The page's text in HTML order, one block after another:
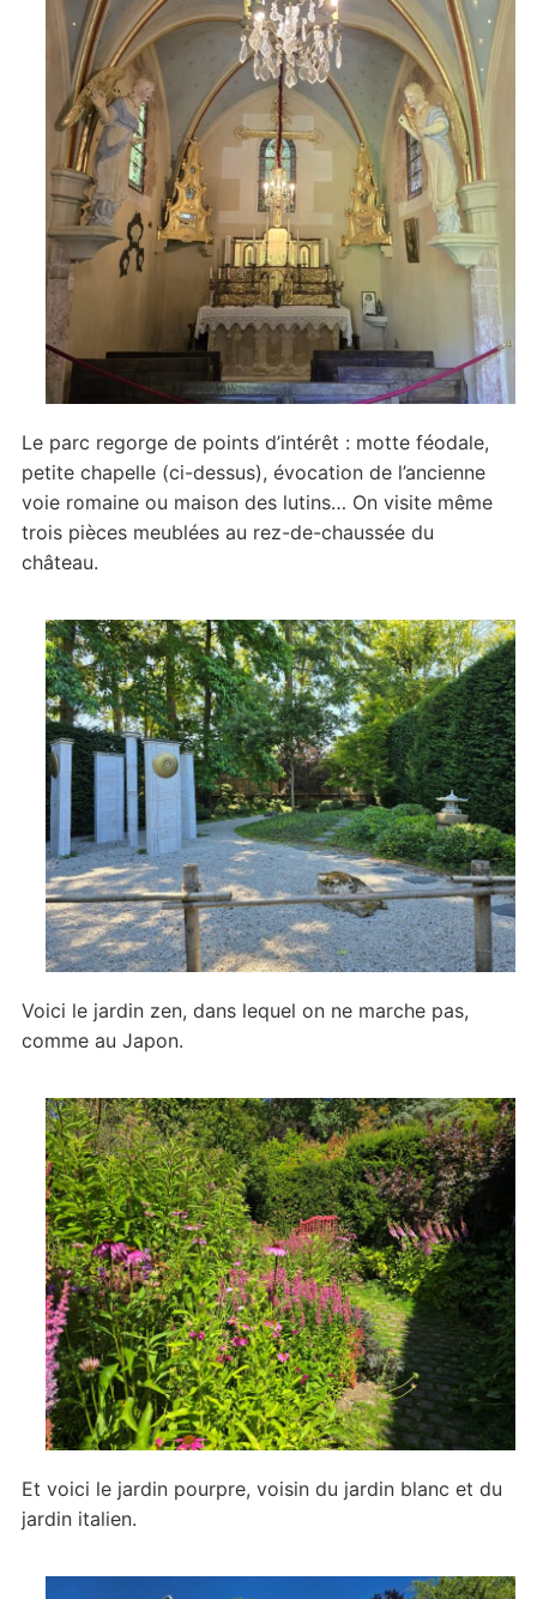
Le parc regorge de points d’intérêt : motte féodale,
petite chapelle (ci-dessus), évocation de l’ancienne
voie romaine ou maison des lutins… On visite même
trois pièces meublées au rez-de-chaussée du
château.
Voici le jardin zen, dans lequel on ne marche pas,
comme au Japon.
Et voici le jardin pourpre, voisin du jardin blanc et du
jardin italien.